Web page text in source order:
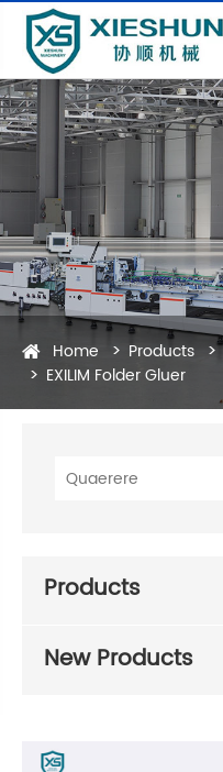
Home Products
EXILIM Folder Gluer
Products
New Products